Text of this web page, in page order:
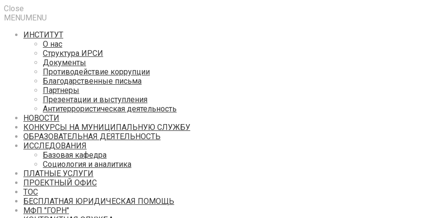
Close
MENUMENU
ИНСТИТУТ
О нас
Структура ИРСИ
Документы
Противодействие коррупции
Благодарственные письма
Партнеры
Презентации и выступления
Антитеррористическая деятельность
НОВОСТИ
КОНКУРСЫ НА МУНИЦИПАЛЬНУЮ СЛУЖБУ
ОБРАЗОВАТЕЛЬНАЯ ДЕЯТЕЛЬНОСТЬ
ИССЛЕДОВАНИЯ
Базовая кафедра
Социология и аналитика
ПЛАТНЫЕ УСЛУГИ
ПРОЕКТНЫЙ ОФИС
ТОС
БЕСПЛАТНАЯ ЮРИДИЧЕСКАЯ ПОМОЩЬ
МФП "ГОРН"